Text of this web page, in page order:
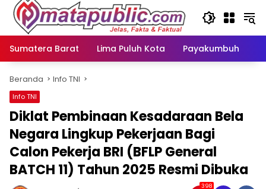
Langsung
konten
Sumatera Barat
Lima Puluh Kota Payakumbuh
Beranda Info TNI
Info TNI
Diklat Pembinaan Kesadaraan Bela
Negara Lingkup Pekerjaan Bagi
Calon Pekerja BRI (BFLP General
BATCH 11) Tahun 2025 Resmi Dibuka
398